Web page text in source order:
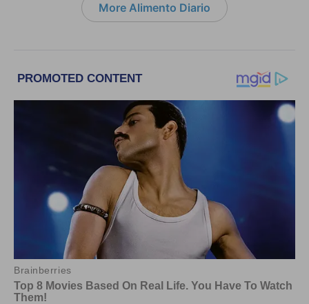
More Alimento Diario